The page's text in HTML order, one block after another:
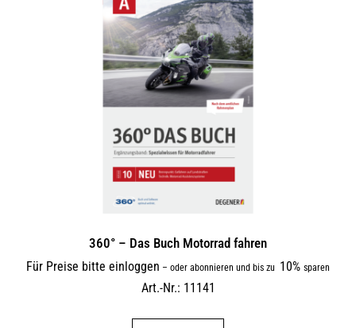
360° – Das Buch Motorrad fahren
Für Preise bitte einloggen – oder abonnieren und bis zu 10% sparen
Art.-Nr.: 11141